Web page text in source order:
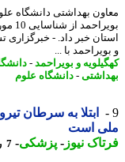
بهداشتی دانشگاه علوم
بویراحمد از
خبر داد. - خبرگزاری
با ...
و بویراحمد -دانشگاه
-دانشگاه علوم
ابتلا به سرطان تیرویید
است
نیوز-پزشکی-7 روز پیش - شنبه 10 مرداد 1405، 13:45